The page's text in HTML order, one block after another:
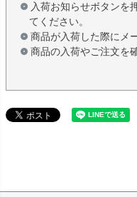
入荷お知らせボタンを
てください。
商品が入荷した際にメ
商品の入荷やご注文を